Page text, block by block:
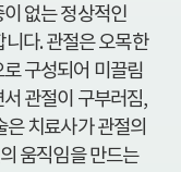
없는 정상적인
다. 관절은 오목한
구성되어 미끌림
관절이 구부러짐,
치료사가 관절의
움직임을 만드는